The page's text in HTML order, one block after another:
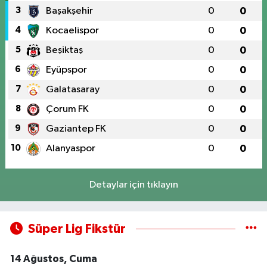
3 Başakşehir 0 0
4 Kocaelispor 0 0
5 Beşiktaş 0 0
6 Eyüpspor 0 0
7 Galatasaray 0 0
8 Çorum FK 0 0
9 Gaziantep FK 0 0
10 Alanyaspor 0 0
Detaylar için tıklayın
Süper Lig Fikstür
14 Ağustos, Cuma